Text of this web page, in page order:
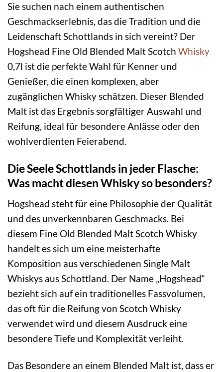
Sie suchen nach einem authentischen
Geschmackserlebnis, das die Tradition und die
Leidenschaft Schottlands in sich vereint? Der
Hogshead Fine Old Blended Malt Scotch Whisky
0,7l ist die perfekte Wahl für Kenner und
Genießer, die einen komplexen, aber
zugänglichen Whisky schätzen. Dieser Blended
Malt ist das Ergebnis sorgfältiger Auswahl und
Reifung, ideal für besondere Anlässe oder den
wohlverdienten Feierabend.
Die Seele Schottlands in jeder Flasche:
Was macht diesen Whisky so besonders?
Hogshead steht für eine Philosophie der Qualität
und des unverkennbaren Geschmacks. Bei
diesem Fine Old Blended Malt Scotch Whisky
handelt es sich um eine meisterhafte
Komposition aus verschiedenen Single Malt
Whiskys aus Schottland. Der Name „Hogshead“
bezieht sich auf ein traditionelles Fassvolumen,
das oft für die Reifung von Scotch Whisky
verwendet wird und diesem Ausdruck eine
besondere Tiefe und Komplexität verleiht.
Das Besondere an einem Blended Malt ist, dass er